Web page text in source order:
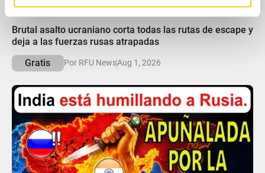
Brutal asalto ucraniano corta todas las rutas de escape y
deja a las fuerzas rusas atrapadas
Gratis
Por RFU NewsAug 1, 2026